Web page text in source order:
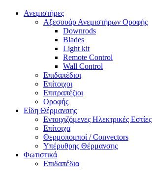
Ανεμιστήρες
Αξεσουάρ Ανεμιστήρων Οροφής
Downrods
Blades
Light kit
Remote Control
Wall Control
Επιδαπέδιοι
Επίτοιχοι
Επιτραπέζιοι
Οροφής
Είδη Θέρμανσης
Εντοιχιζόμενες Ηλεκτρικές Εστίες
Επίτοιχα
Θερμοπομποί / Convectors
Υπέρυθρης Θέρμανσης
Φωτιστικά
Επιδαπέδια